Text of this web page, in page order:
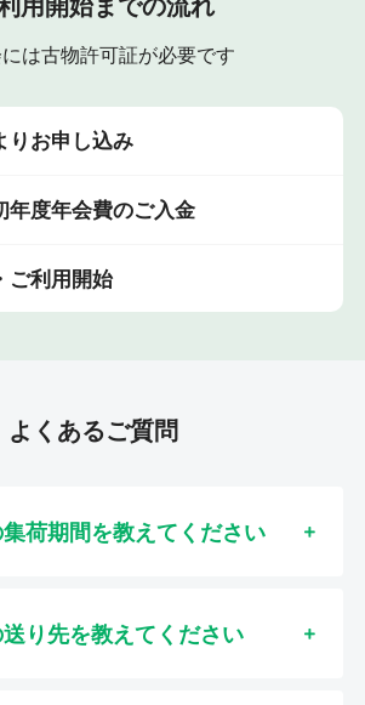
は古物許可証が必要です
りお申し込み
年度年会費のご入金
ご利用開始
よくあるご質問
荷期間を教えてください
り先を教えてください